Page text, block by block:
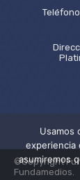
©Copyright
Fundamedios.
Usamos
experiencia
asumiremos